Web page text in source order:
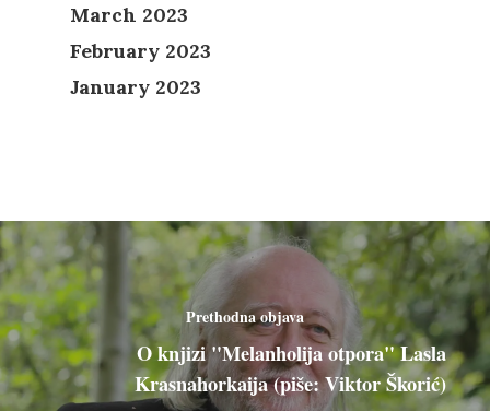
March 2023
February 2023
January 2023
Prethodna objava
O knjizi "Melanholija otpora" Lasla
Krasnahorkaija (piše: Viktor Škorić)